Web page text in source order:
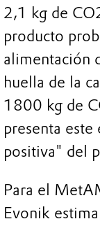
2,1 kg de
producto
alimentación
huella de la
1800 kg de
presenta
positiva" del
Para el
Evonik